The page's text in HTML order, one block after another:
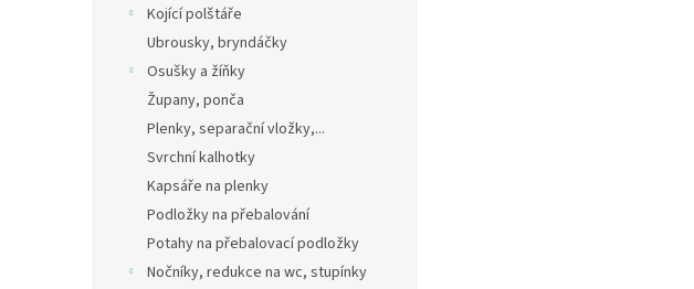
Kojící polštáře
Ubrousky, bryndáčky
Osušky a žíňky
Župany, ponča
Plenky, separační vložky,...
Svrchní kalhotky
Kapsáře na plenky
Podložky na přebalování
Potahy na přebalovací podložky
Nočníky, redukce na wc, stupínky